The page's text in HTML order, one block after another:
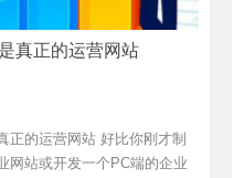
真正的运营网站
正的运营网站 好比你刚才制
网站或开发一个PC端的企业